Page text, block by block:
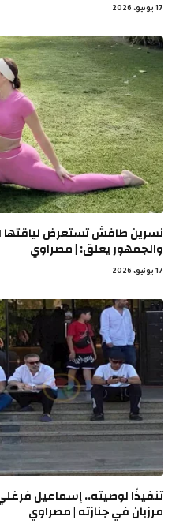
17 يونيو، 2026
نسرين طافش تستعرض لياقتها
والجمهور يعلق: | مصراوي
17 يونيو، 2026
تنفيذًا لوصيته.. إسماعيل
مرزبان في جنازته | مصراوي